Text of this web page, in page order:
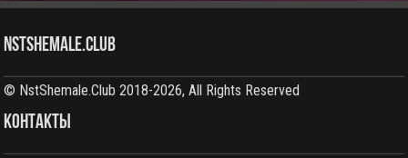
NstShemale.Club
© NstShemale.Club 2018-2026, All Rights Reserved
КОНТАКТЫ